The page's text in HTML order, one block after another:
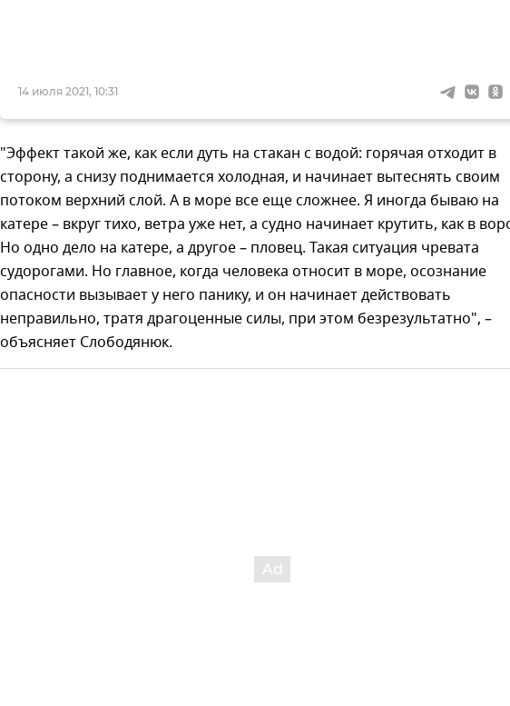
14 июля 2021, 10:31
"Эффект такой же, как если дуть на стакан с водой: горячая отходит в
сторону, а снизу поднимается холодная, и начинает вытеснять своим
потоком верхний слой. А в море все еще сложнее. Я иногда бываю на
катере – вкруг тихо, ветра уже нет, а судно начинает крутить, как в
Но одно дело на катере, а другое – пловец. Такая ситуация чревата
судорогами. Но главное, когда человека относит в море, осознание
опасности вызывает у него панику, и он начинает действовать
неправильно, тратя драгоценные силы, при этом безрезультатно", –
объясняет Слободянюк.